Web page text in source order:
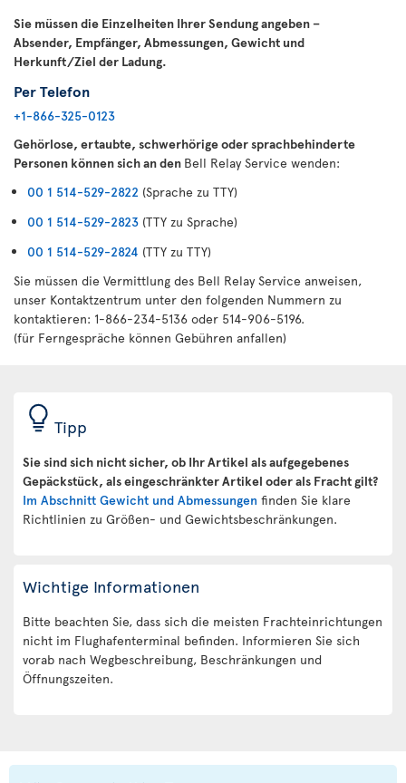
Sie müssen die Einzelheiten Ihrer Sendung angeben –
Absender, Empfänger, Abmessungen, Gewicht und
Herkunft/Ziel der Ladung.
Per Telefon
+1-866-325-0123
Gehörlose, ertaubte, schwerhörige oder sprachbehinderte
Personen können sich an den Bell Relay Service wenden:
00 1 514-529-2822 (Sprache zu TTY)
00 1 514-529-2823 (TTY zu Sprache)
00 1 514-529-2824 (TTY zu TTY)
Sie müssen die Vermittlung des Bell Relay Service anweisen,
unser Kontaktzentrum unter den folgenden Nummern zu
kontaktieren: 1-866-234-5136 oder 514-906-5196.
(für Ferngespräche können Gebühren anfallen)
Tipp
Sie sind sich nicht sicher, ob Ihr Artikel als aufgegebenes
Gepäckstück, als eingeschränkter Artikel oder als Fracht gilt?
Im Abschnitt Gewicht und Abmessungen finden Sie klare
Richtlinien zu Größen- und Gewichtsbeschränkungen.
Wichtige Informationen
Bitte beachten Sie, dass sich die meisten Frachteinrichtungen
nicht im Flughafenterminal befinden. Informieren Sie sich
vorab nach Wegbeschreibung, Beschränkungen und
Öffnungszeiten.